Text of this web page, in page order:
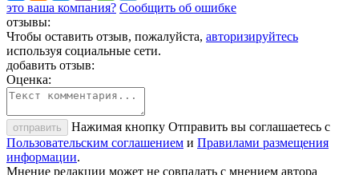
это ваша компания? Сообщить об ошибке
отзывы:
Чтобы оставить отзыв, пожалуйста, авторизируйтесь
используя социальные сети.
добавить отзыв:
Оценка:
отправить
Нажимая кнопку Отправить вы соглашаетесь с
Пользовательским соглашением и Правилами размещения
информации.
Мнение редакции может не совпадать с мнением автора